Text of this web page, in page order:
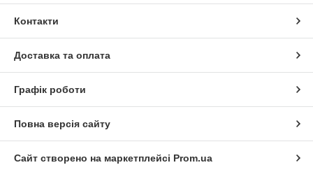
Контакти
Доставка та оплата
Графік роботи
Повна версія сайту
Сайт створено на маркетплейсі Prom.ua